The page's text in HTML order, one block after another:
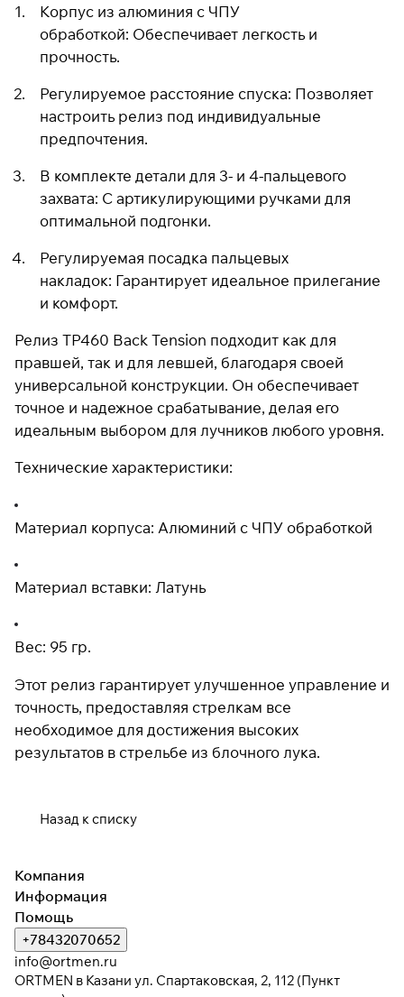
Корпус из алюминия с ЧПУ
обработкой: Обеспечивает легкость и
прочность.
Регулируемое расстояние спуска: Позволяет
настроить релиз под индивидуальные
предпочтения.
В комплекте детали для 3- и 4-пальцевого
захвата: С артикулирующими ручками для
оптимальной подгонки.
Регулируемая посадка пальцевых
накладок: Гарантирует идеальное прилегание
и комфорт.
Релиз TP460 Back Tension подходит как для
правшей, так и для левшей, благодаря своей
универсальной конструкции. Он обеспечивает
точное и надежное срабатывание, делая его
идеальным выбором для лучников любого уровня.
Технические характеристики:
Материал корпуса: Алюминий с ЧПУ обработкой
Материал вставки: Латунь
Вес: 95 гр.
Этот релиз гарантирует улучшенное управление и
точность, предоставляя стрелкам все
необходимое для достижения высоких
результатов в стрельбе из блочного лука.
Назад к списку
раз в 2 недели
Компания
Информация
Помощь
+78432070652
info@ortmen.ru
ORTMEN в Казани ул. Спартаковская, 2, 112 (Пункт